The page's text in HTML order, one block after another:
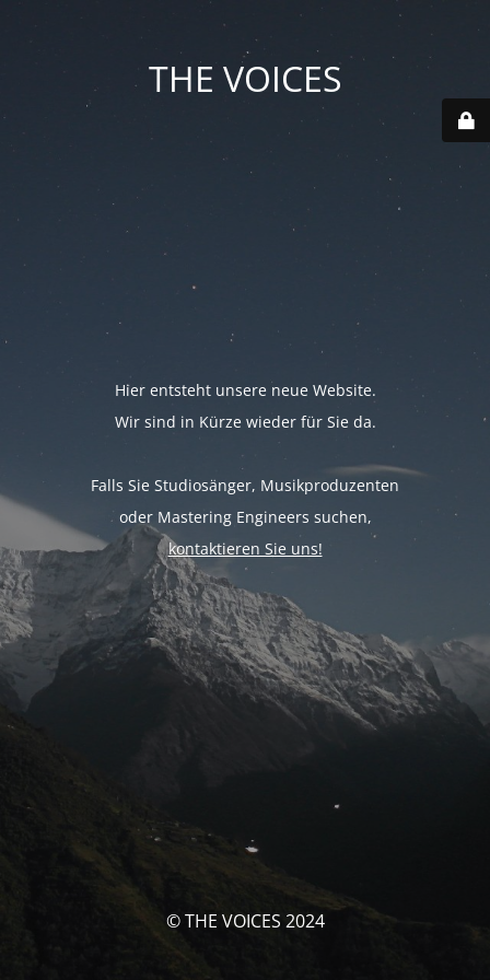
THE VOICES
Hier entsteht unsere neue Website.
Wir sind in Kürze wieder für Sie da.
Falls Sie Studiosänger, Musikproduzenten
oder Mastering Engineers suchen,
kontaktieren Sie uns!
© THE VOICES 2024